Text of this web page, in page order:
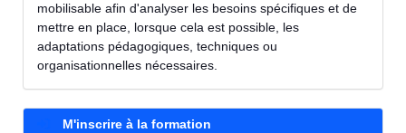
mobilisable afin d'analyser les besoins spécifiques et de
mettre en place, lorsque cela est possible, les
adaptations pédagogiques, techniques ou
organisationnelles nécessaires.
M'inscrire à la formation